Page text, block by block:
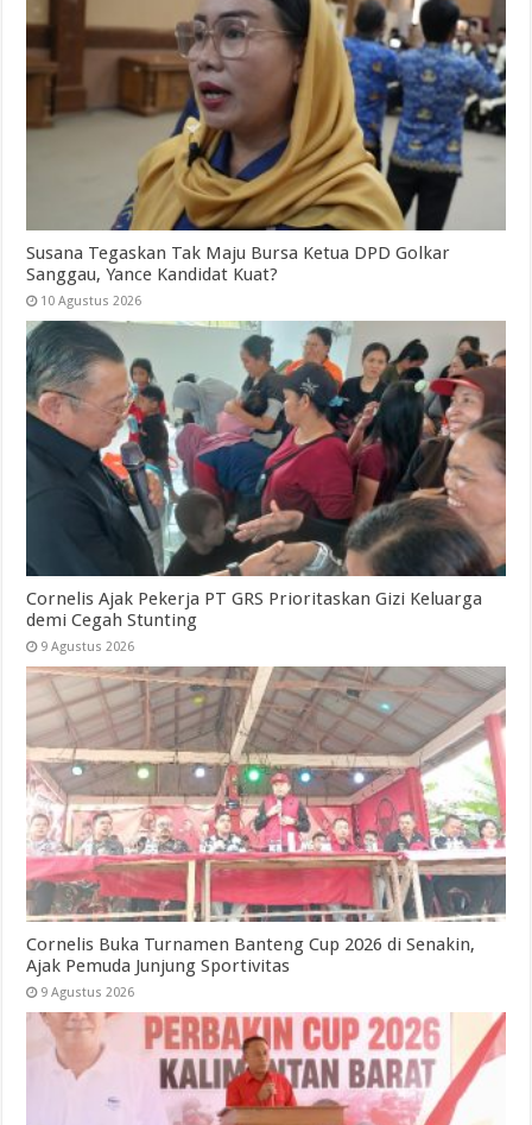
Susana Tegaskan Tak Maju Bursa Ketua DPD Golkar
Sanggau, Yance Kandidat Kuat?
10 Agustus 2026
Cornelis Ajak Pekerja PT GRS Prioritaskan Gizi Keluarga
demi Cegah Stunting
9 Agustus 2026
Cornelis Buka Turnamen Banteng Cup 2026 di Senakin,
Ajak Pemuda Junjung Sportivitas
9 Agustus 2026